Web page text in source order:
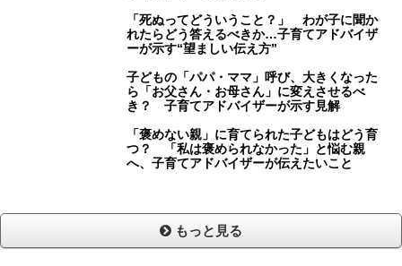
「死ぬってどういうこと？」 わが子に聞か
れたらどう答えるべきか…子育てアドバイザ
ーが示す“望ましい伝え方”
子どもの「パパ・ママ」呼び、大きくなった
ら「お父さん・お母さん」に変えさせるべ
き？ 子育てアドバイザーが示す見解
「褒めない親」に育てられた子どもはどう育
つ？ 「私は褒められなかった」と悩む親
へ、子育てアドバイザーが伝えたいこと
もっと見る